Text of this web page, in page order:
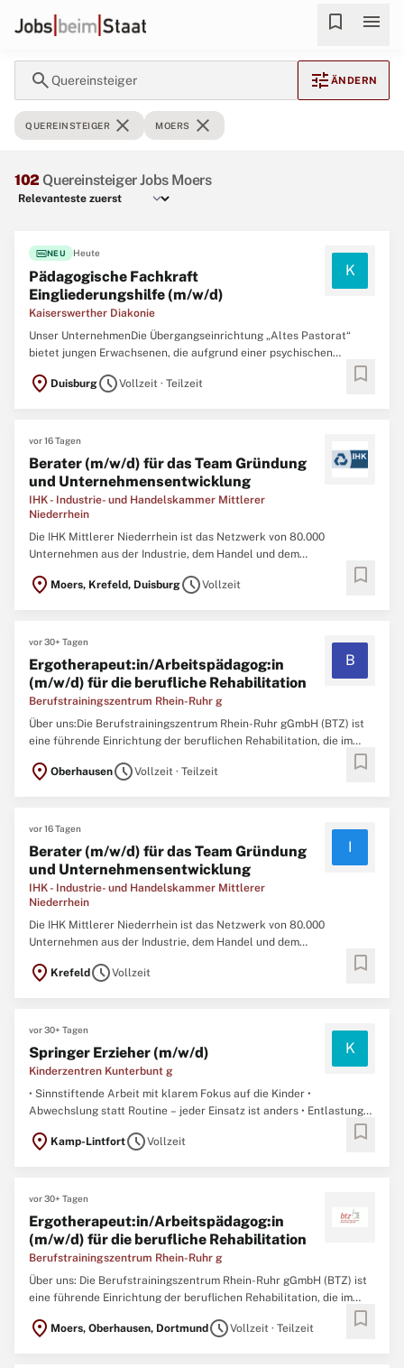
bookmark menu
searchQuereinsteiger tune ÄNDERN
QUEREINSTEIGER close MOERS close
102 Quereinsteiger Jobs Moers
fiber_newNEU Heute
Pädagogische Fachkraft
Eingliederungshilfe (m/w/d)
Kaiserswerther Diakonie
K
Unser UnternehmenDie Übergangseinrichtung „Altes Pastorat“
bietet jungen Erwachsenen, die aufgrund einer psychischen
Erkrankung in ihrer selbständigen Lebensgestaltung eingeschränkt
sind, vorübergehend ein zu Hause. Von hier aus bieten wir Hilfen zur
location_on DuisburgscheduleVollzeit · Teilzeit bookmark
vor 16 Tagen
Berater (m/w/d) für das Team Gründung
und Unternehmensentwicklung
IHK - Industrie- und Handelskammer Mittlerer
Niederrhein
Die IHK Mittlerer Niederrhein ist das Netzwerk von 80.000
Unternehmen aus der Industrie, dem Handel und dem
Partner und alle, die unsere Region wirtschaftlich voranbringen
location_on Moers, Krefeld, DuisburgscheduleVollzeit bookmark
vor 30+ Tagen
Ergotherapeut:in/Arbeitspädagog:in
(m/w/d) für die berufliche Rehabilitation
Berufstrainingszentrum Rhein-Ruhr g
B
Über uns:Die Berufstrainingszentrum Rhein-Ruhr gGmbH (BTZ) ist
eine führende Einrichtung der beruflichen Rehabilitation, die im
Auftrag der Sozialversicherungsträger Menschen mit psychischen
Herausforderungen auf ihre Rückkehr in den Arbeitsmarkt
location_on OberhausenscheduleVollzeit · Teilzeit bookmark
vor 16 Tagen
Berater (m/w/d) für das Team Gründung
und Unternehmensentwicklung
IHK - Industrie- und Handelskammer Mittlerer
Niederrhein
I
Die IHK Mittlerer Niederrhein ist das Netzwerk von 80.000
Unternehmen aus der Industrie, dem Handel und dem
Partner und alle, die unsere Region wirtschaftlich voranbringen
location_on Krefeld scheduleVollzeit bookmark
vor 30+ Tagen
Springer Erzieher (m/w/d)
Kinderzentren Kunterbunt g
K
• Sinnstiftende Arbeit mit klarem Fokus auf die Kinder •
Abwechslung statt Routine – jeder Einsatz ist anders • Entlastung
von Leitungs- und Verwaltungsaufgaben • Raum, um eigene Stärken
gezielt einzubringenOb du bereits viel Erfahrung mitbringst und
location_on Kamp-LintfortscheduleVollzeit bookmark
vor 30+ Tagen
Ergotherapeut:in/Arbeitspädagog:in
(m/w/d) für die berufliche Rehabilitation
Berufstrainingszentrum Rhein-Ruhr g
Über uns: Die Berufstrainingszentrum Rhein-Ruhr gGmbH (BTZ) ist
eine führende Einrichtung der beruflichen Rehabilitation, die im
Auftrag der Sozialversicherungsträger Menschen mit psychischen
Herausforderungen auf ihre Rückkehr in den Arbeitsmarkt
location_on Moers, Oberhausen, Dortmund scheduleVollzeit · Teilzeit bookmark